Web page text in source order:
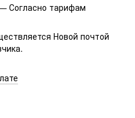
Согласно тарифам
Новой почтой